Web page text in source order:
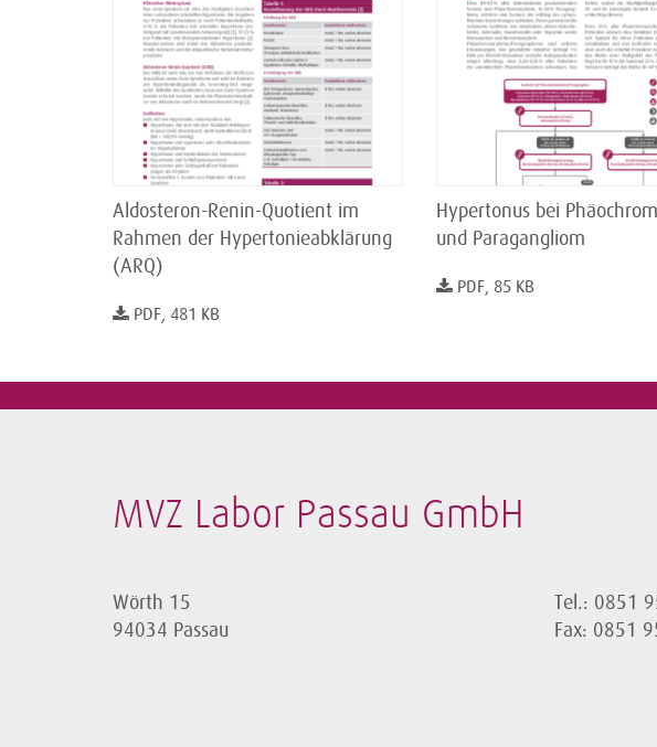
Aldosteron-Renin-Quotient im
Rahmen der Hypertonieabklärung
(ARQ)
PDF, 481 KB
Hypertonus bei
und Paragangliom
PDF, 85 KB
MVZ Labor Passau GmbH
Wörth 15
94034 Passau
Tel.: 0851
Fax: 0851